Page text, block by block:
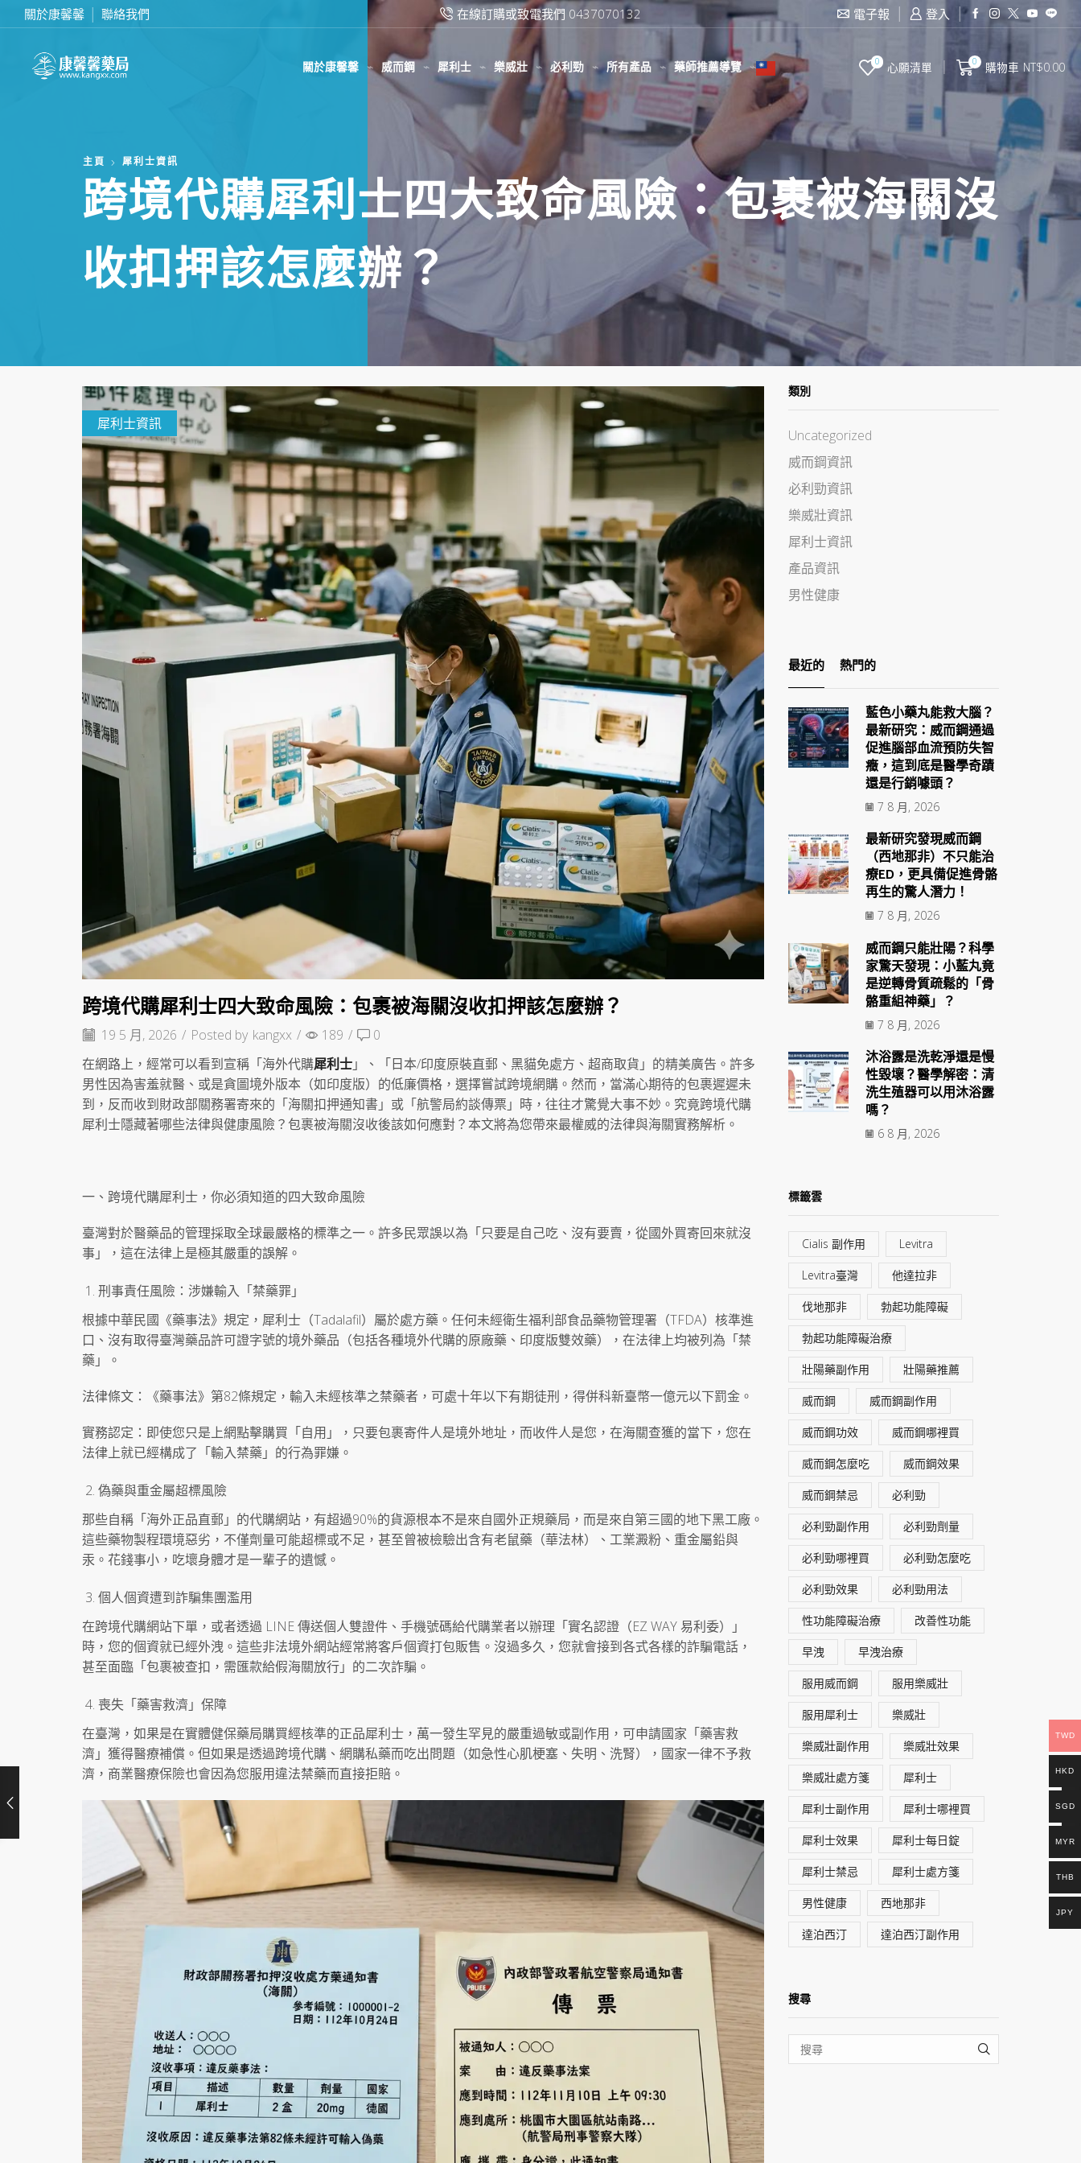
關於康馨馨 聯絡我們在線訂購或致電我們 0437070132 滿2000台幣免運費 電子報 登入
關於康馨馨 威而鋼 犀利士 樂威壯 必利勁 所有產品 藥師推薦導覽 0 心願清單 0 購物車 NT$0.00
主頁 犀利士資訊
跨境代購犀利士四大致命風險：包裹被海關沒
收扣押該怎麼辦？
犀利士資訊
跨境代購犀利士四大致命風險：包裹被海關沒收扣押該怎麼辦？
19 5 月, 2026 / Posted by kangxx / 189 /
0
在網路上，經常可以看到宣稱「海外代購犀利士」、「日本/印度原裝直郵、黑貓免處方、超商取貨」的精美廣告。許多
男性因為害羞就醫、或是貪圖境外版本（如印度版）的低廉價格，選擇嘗試跨境網購。然而，當滿心期待的包裹遲遲未
到，反而收到財政部關務署寄來的「海關扣押通知書」或「航警局約談傳票」時，往往才驚覺大事不妙。究竟跨境代購
犀利士隱藏著哪些法律與健康風險？包裹被海關沒收後該如何應對？本文將為您帶來最權威的法律與海關實務解析。
一、跨境代購犀利士，你必須知道的四大致命風險
臺灣對於醫藥品的管理採取全球最嚴格的標準之一。許多民眾誤以為「只要是自己吃、沒有要賣，從國外買寄回來就沒
事」，這在法律上是極其嚴重的誤解。
刑事責任風險：涉嫌輸入「禁藥罪」
根據中華民國《藥事法》規定，犀利士（Tadalafil）屬於處方藥。任何未經衛生福利部食品藥物管理署（TFDA）核準進
口、沒有取得臺灣藥品許可證字號的境外藥品（包括各種境外代購的原廠藥、印度版雙效藥），在法律上均被列為「禁
藥」。
法律條文：《藥事法》第82條規定，輸入未經核準之禁藥者，可處十年以下有期徒刑，得併科新臺幣一億元以下罰金。
實務認定：即使您只是上網點擊購買「自用」，只要包裹寄件人是境外地址，而收件人是您，在海關查獲的當下，您在
法律上就已經構成了「輸入禁藥」的行為罪嫌。
偽藥與重金屬超標風險
那些自稱「海外正品直郵」的代購網站，有超過90%的貨源根本不是來自國外正規藥局，而是來自第三國的地下黑工廠。
這些藥物製程環境惡劣，不僅劑量可能超標或不足，甚至曾被檢驗出含有老鼠藥（華法林）、工業澱粉、重金屬鉛與
汞。花錢事小，吃壞身體才是一輩子的遺憾。
個人個資遭到詐騙集團濫用
在跨境代購網站下單，或者透過 LINE 傳送個人雙證件、手機號碼給代購業者以辦理「實名認證（EZ WAY 易利委）」
時，您的個資就已經外洩。這些非法境外網站經常將客戶個資打包販售。沒過多久，您就會接到各式各樣的詐騙電話，
甚至面臨「包裹被查扣，需匯款給假海關放行」的二次詐騙。
喪失「藥害救濟」保障
在臺灣，如果是在實體健保藥局購買經核準的正品犀利士，萬一發生罕見的嚴重過敏或副作用，可申請國家「藥害救
濟」獲得醫療補償。但如果是透過跨境代購、網購私藥而吃出問題（如急性心肌梗塞、失明、洗腎），國家一律不予救
濟，商業醫療保險也會因為您服用違法禁藥而直接拒賠。
類別
Uncategorized
威而鋼資訊
必利勁資訊
樂威壯資訊
犀利士資訊
產品資訊
男性健康
最近的 熱門的
藍色小藥丸能救大腦？
最新研究：威而鋼通過
促進腦部血流預防失智
癥，這到底是醫學奇蹟
還是行銷噱頭？
7 8 月, 2026
最新研究發現威而鋼
（西地那非）不只能治
療ED，更具備促進骨骼
再生的驚人潛力！
7 8 月, 2026
威而鋼只能壯陽？科學
家驚天發現：小藍丸竟
是逆轉骨質疏鬆的「骨
骼重組神藥」？
7 8 月, 2026
沐浴露是洗乾淨還是慢
性毀壞？醫學解密：清
洗生殖器可以用沐浴露
嗎？
6 8 月, 2026
標籤雲
Cialis 副作用 Levitra
Levitra臺灣 他達拉非
伐地那非 勃起功能障礙
勃起功能障礙治療
壯陽藥副作用 壯陽藥推薦
威而鋼 威而鋼副作用
威而鋼功效 威而鋼哪裡買
威而鋼怎麼吃 威而鋼效果
威而鋼禁忌 必利勁
必利勁副作用 必利勁劑量
必利勁哪裡買 必利勁怎麼吃
必利勁效果 必利勁用法
性功能障礙治療 改善性功能
早洩 早洩治療
服用威而鋼 服用樂威壯
服用犀利士 樂威壯
樂威壯副作用 樂威壯效果
樂威壯處方箋 犀利士
犀利士副作用 犀利士哪裡買
犀利士效果 犀利士每日錠
犀利士禁忌 犀利士處方箋
男性健康 西地那非
達泊西汀 達泊西汀副作用
搜尋
SEARCH
TWD
HKD
SGD
MYR
THB
JPY